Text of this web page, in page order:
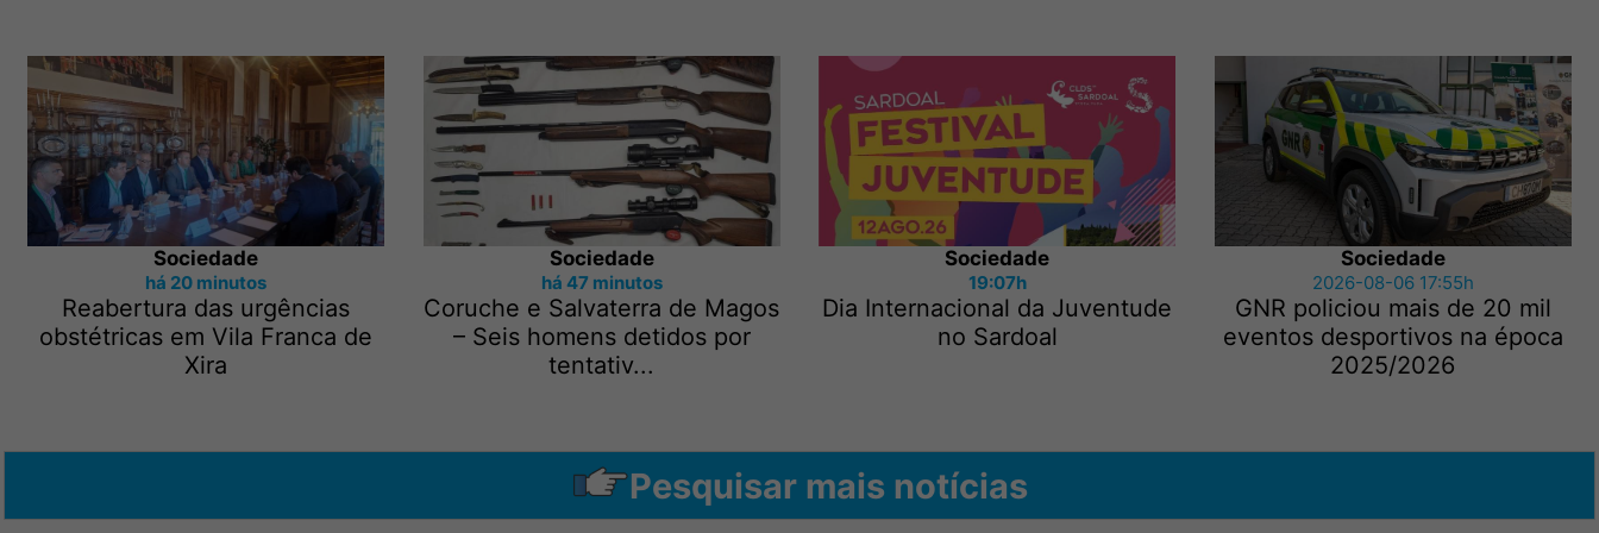
Sociedade
há 20 minutos
Reabertura das urgências
obstétricas em Vila Franca de
Xira
Sociedade
há 47 minutos
Coruche e Salvaterra de Magos
– Seis homens detidos por
tentativ...
Sociedade
19:07h
Dia Internacional da Juventude
no Sardoal
Sociedade
2026-08-06 17:55h
GNR policiou mais de 20 mil
eventos desportivos na época
2025/2026
Pesquisar mais notícias